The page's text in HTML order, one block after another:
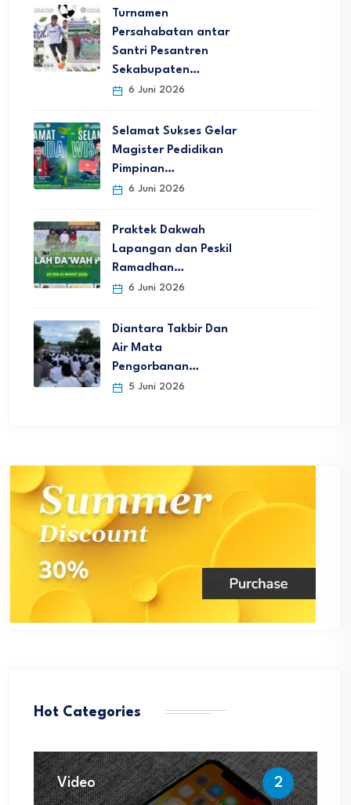
Turnamen
Persahabatan antar
Santri Pesantren
Sekabupaten…
6 Juni 2026
Selamat Sukses Gelar
Magister Pedidikan
Pimpinan…
6 Juni 2026
Praktek Dakwah
Lapangan dan Peskil
Ramadhan…
6 Juni 2026
Diantara Takbir Dan
Air Mata
Pengorbanan…
5 Juni 2026
Hot Categories
Video 2